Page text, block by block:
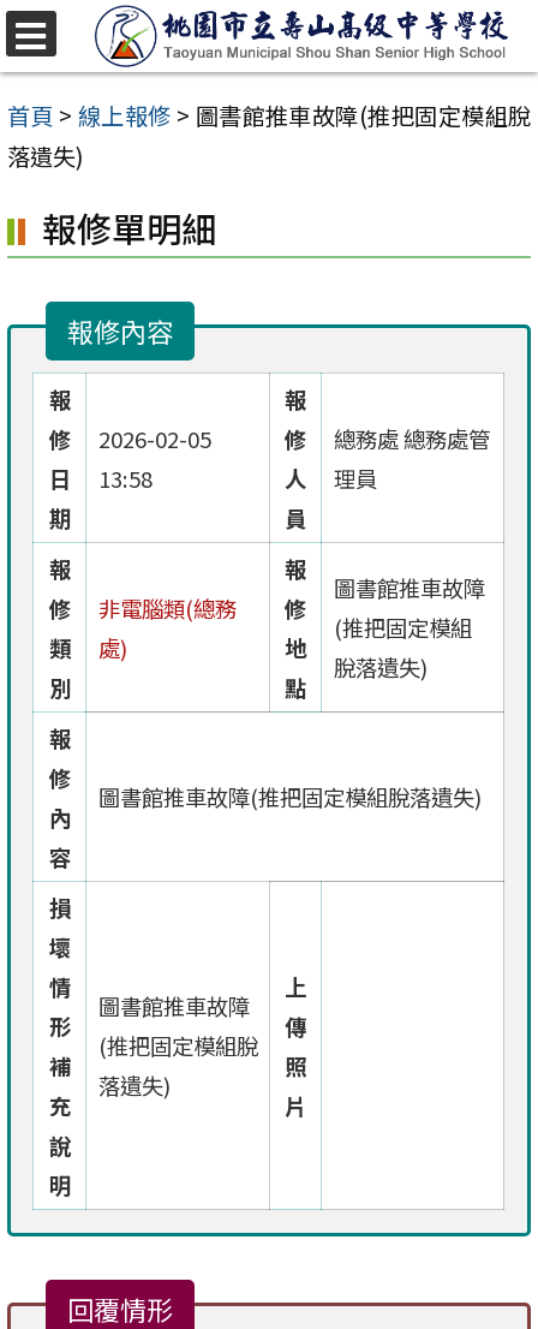
跳
至
主
要
容
區
首頁 > 線上報修 > 圖書館推車故障(推把固定模組脫
落遺失)
報修單明細
報修內容
報
修
日
期
2026-02-05
13:58
報
修
人
員
總務處 總務處管
理員
報
修
類
別
非電腦類(總務
處)
報
修
地
點
圖書館推車故障
(推把固定模組
脫落遺失)
報
修
內
容
圖書館推車故障(推把固定模組脫落遺失)
損
壞
情
形
補
充
說
明
圖書館推車故障
(推把固定模組脫
落遺失)
上
傳
照
片
回覆情形
選
單